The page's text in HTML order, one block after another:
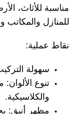
مناسبة للأثاث،
للمنازل والمكاتب
نقاط عملية:
سهولة
تنوع
والكلاسيكية.
مظهر أنيق: